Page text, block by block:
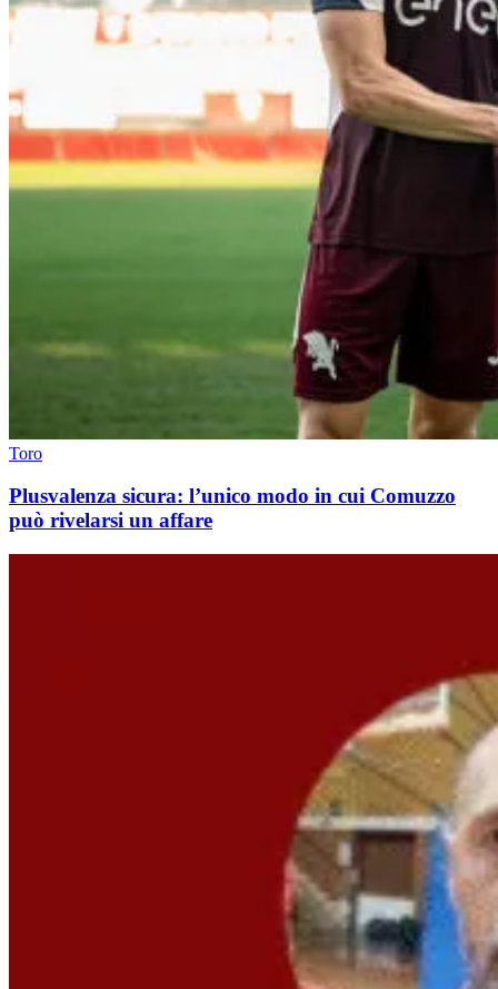
Toro
Plusvalenza sicura: l’unico modo in cui Comuzzo
può rivelarsi un affare